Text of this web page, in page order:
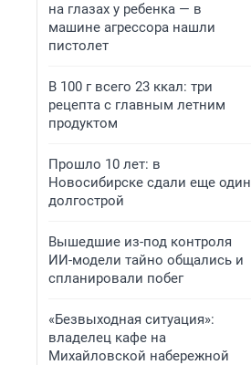
на глазах у ребенка — в
машине агрессора нашли
пистолет
В 100 г всего 23 ккал: три
рецепта с главным летним
продуктом
Прошло 10 лет: в
Новосибирске сдали еще один
долгострой
Вышедшие из-под контроля
ИИ-модели тайно общались и
спланировали побег
«Безвыходная ситуация»:
владелец кафе на
Михайловской набережной